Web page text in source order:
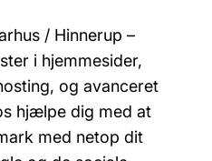
/ Hinnerup –
i hjemmesider,
og avanceret
hjælpe dig med at
med netop dit